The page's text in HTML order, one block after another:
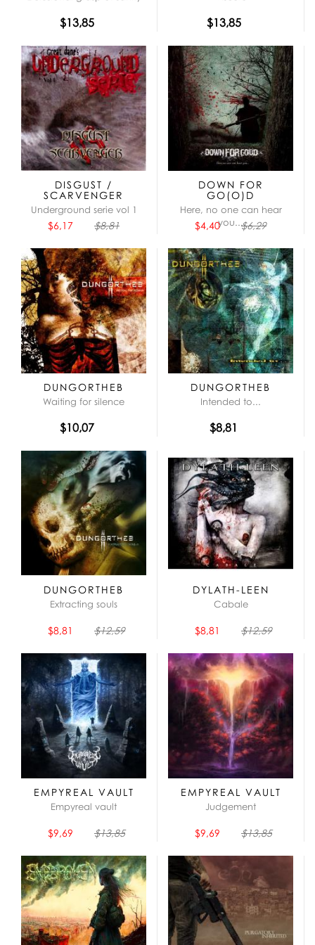
$13,85 $13,85
DISGUST /
SCARVENGER
Underground serie vol 1
$6,17 $8,81
DOWN FOR
GO(O)D
Here, no one can hear
you...
$4,40 $6,29
DUNGORTHEB
Waiting for silence
$10,07
DUNGORTHEB
Intended to...
$8,81
DUNGORTHEB
Extracting souls
$8,81 $12,59
DYLATH-LEEN
Cabale
$8,81 $12,59
EMPYREAL VAULT
Empyreal vault
$9,69 $13,85
EMPYREAL VAULT
Judgement
$9,69 $13,85